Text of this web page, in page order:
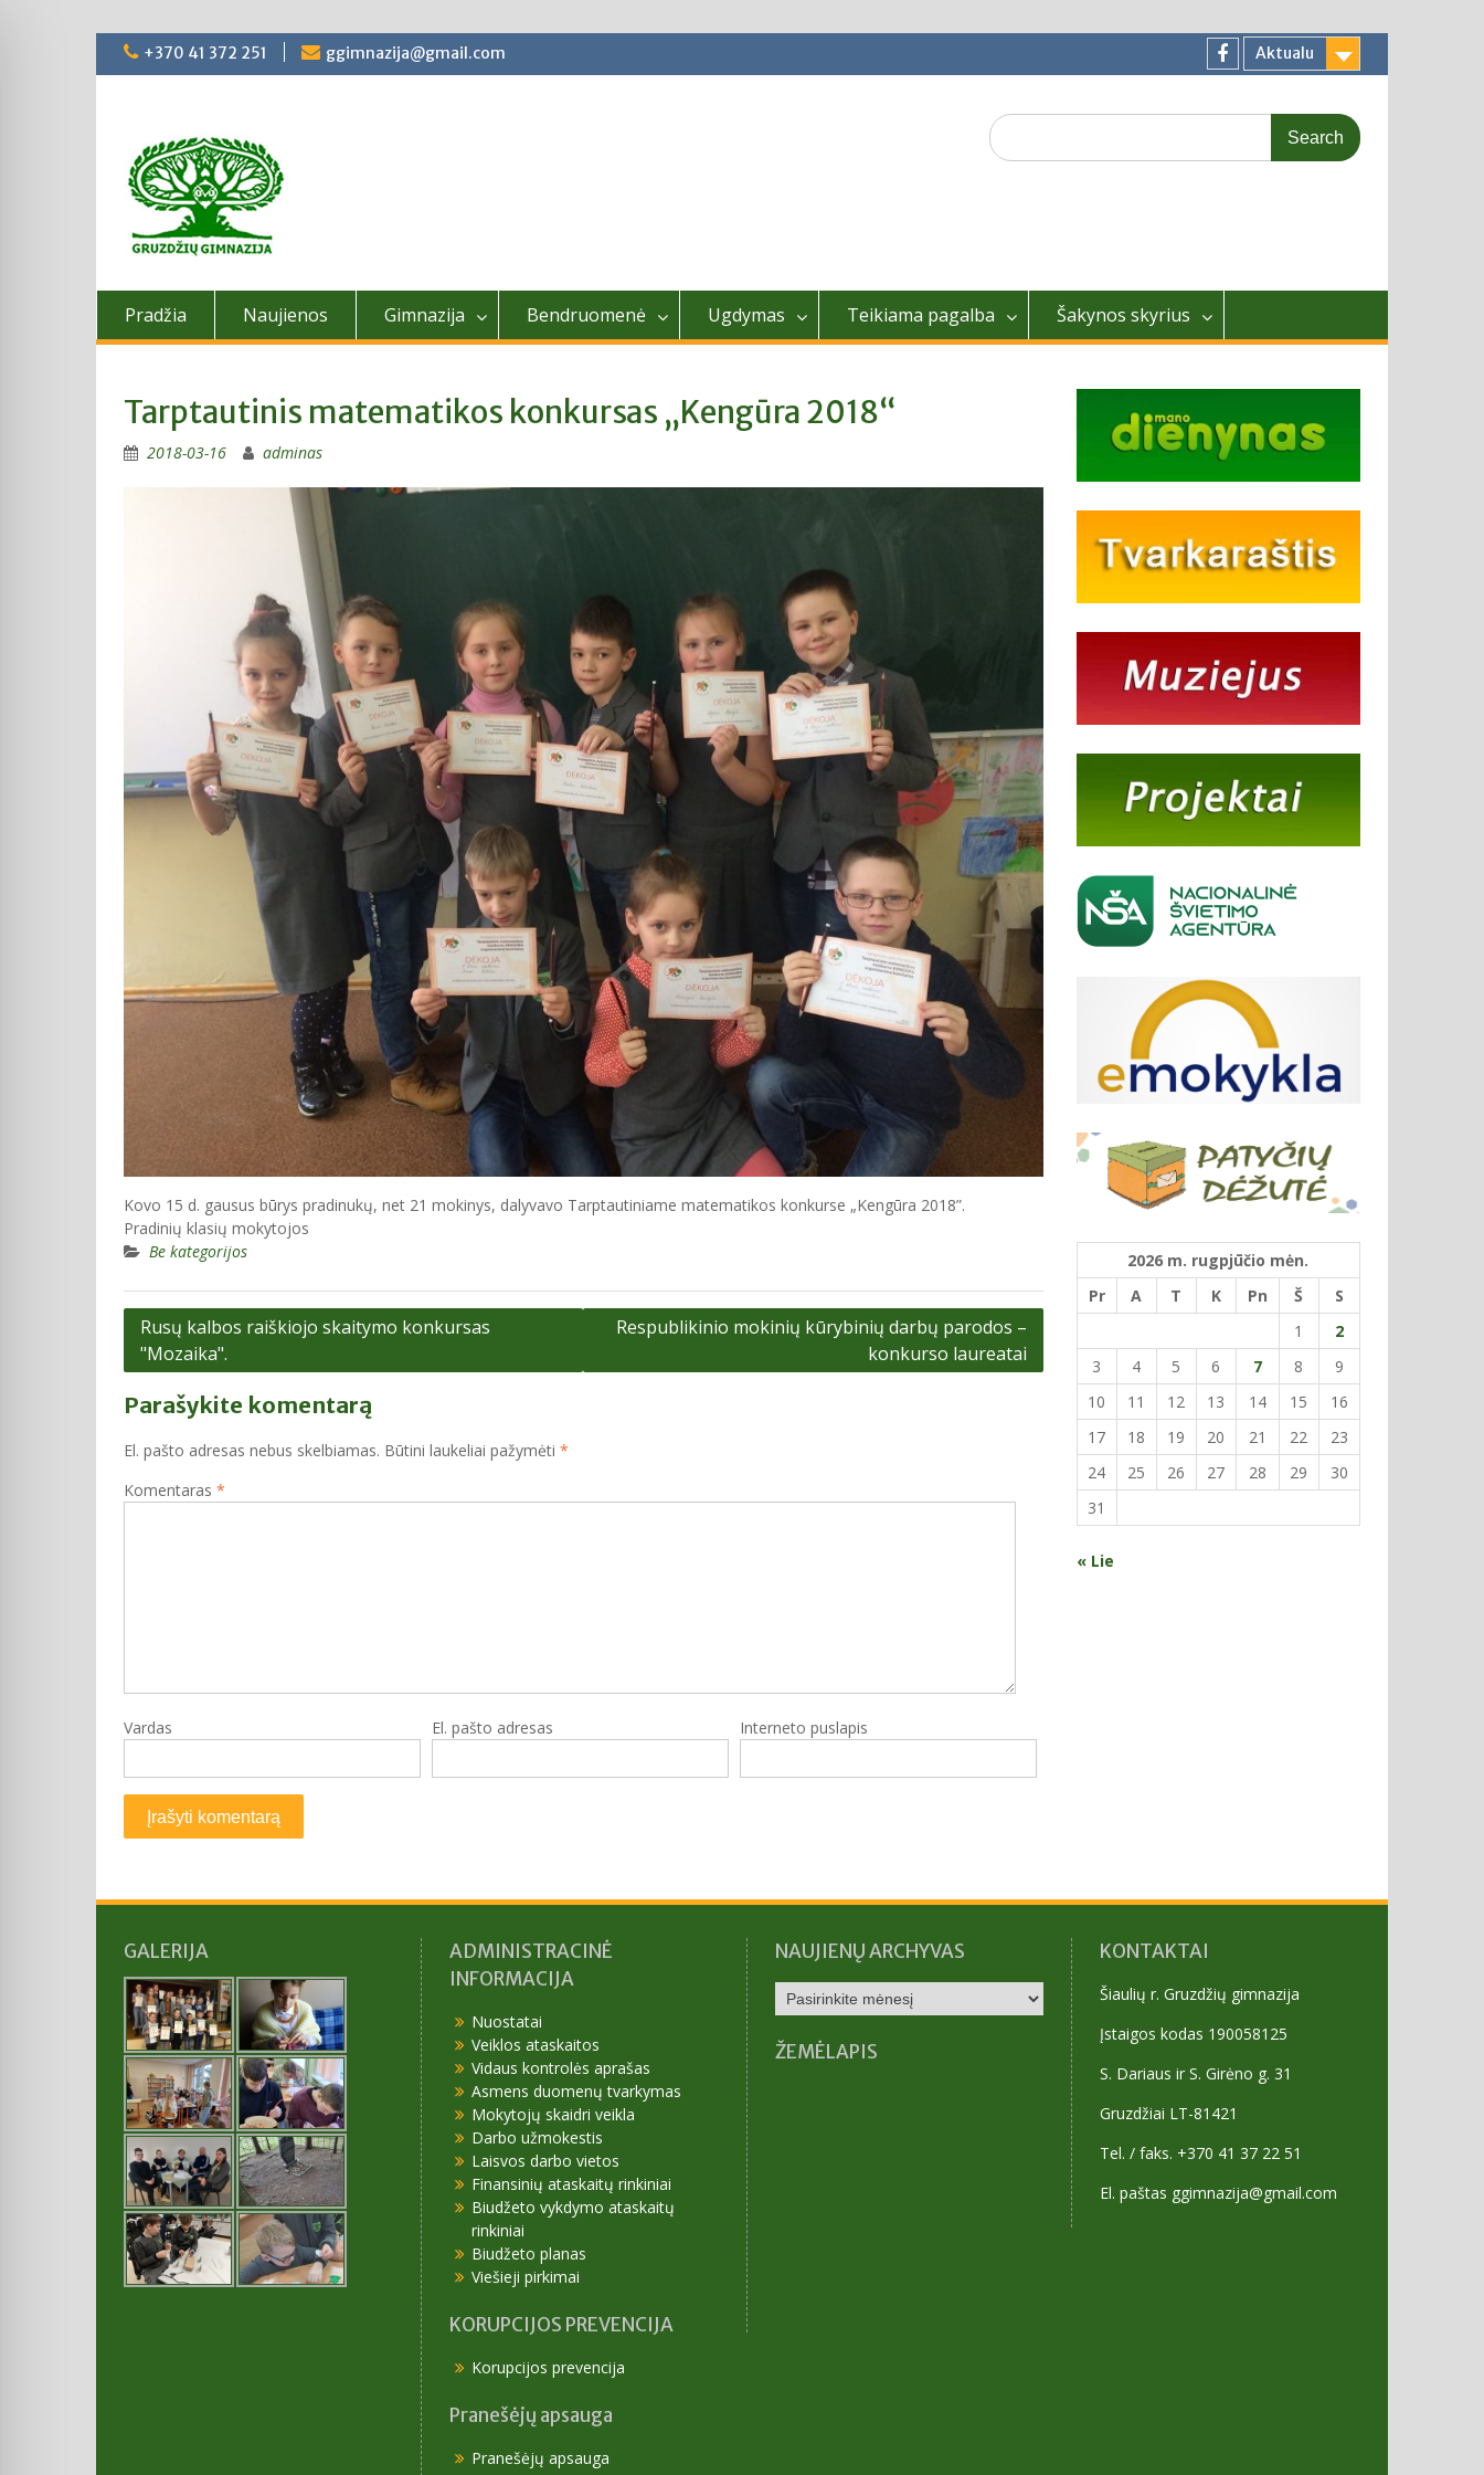
Skip
+370 41 372 251 ggimnazija@gmail.com
Aktualu
Facebook
Search
for:
Pradžia Naujienos Gimnazija Bendruomenė Ugdymas Teikiama pagalba Šakynos skyrius
Tarptautinis matematikos konkursas „Kengūra 2018“
2018-03-16 adminas
Kovo 15 d. gausus būrys pradinukų, net 21 mokinys, dalyvavo Tarptautiniame matematikos konkurse „Kengūra 2018”.
Pradinių klasių mokytojos
Be kategorijos
Navigacija
tarp
Rusų kalbos raiškiojo skaitymo konkursas
"Mozaika".
Respublikinio mokinių kūrybinių darbų parodos –
konkurso laureatai
Parašykite komentarą
El. pašto adresas nebus skelbiamas. Būtini laukeliai pažymėti *
Komentaras *
Vardas El. pašto adresas Interneto puslapis
2026 m. rugpjūčio mėn.
Pr
A T K Pn Š
S
1
2
3
4 5 6 7 8
9
10
11 12 13 14 15
16
17
18 19 20 21 22
23
24
25 26 27 28 29
30
31
« Lie
GALERIJA
ADMINISTRACINĖ
INFORMACIJA
Nuostatai
Veiklos ataskaitos
Vidaus kontrolės aprašas
Asmens duomenų tvarkymas
Mokytojų skaidri veikla
Darbo užmokestis
Laisvos darbo vietos
Finansinių ataskaitų rinkiniai
Biudžeto vykdymo ataskaitų
rinkiniai
Biudžeto planas
Viešieji pirkimai
KORUPCIJOS PREVENCIJA
Korupcijos prevencija
Pranešėjų apsauga
Pranešėjų apsauga
NAUJIENŲ ARCHYVAS
NAUJIENŲ
ARCHYVAS
ŽEMĖLAPIS
KONTAKTAI
Šiaulių r. Gruzdžių gimnazija
Įstaigos kodas 190058125
S. Dariaus ir S. Girėno g. 31
Gruzdžiai LT-81421
Tel. / faks. +370 41 37 22 51
El. paštas ggimnazija@gmail.com